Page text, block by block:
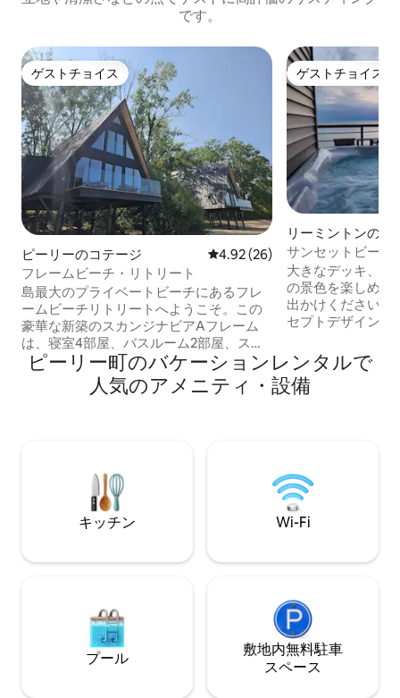
です。
ゲストチョイス
ゲストチョイス
ピーリーのコテージ レビュー26件、5つ星中4.92つ
4.92 (26)
フレームビーチ・リトリート
島最大のプライベートビーチにあるフレ
ームビーチリトリートへようこそ。この
豪華な新築のスカンジナビアAフレーム
は、寝室4部屋、バスルーム2部屋、スマ
ートテレビとファイバーインターネット
を備えた広々とした共用エリアを備え、8
名様がご宿泊いただけます。屋外バーベ
ロアの無限の水景が一望できます。家族
連れに最適です。フェリーでアクセスす
る必要があります。敷地内に駐車場があ
ります。島での完璧な休暇をお楽しみく
ゲストチョイス
ゲストチョイス
リーミントンのコ
サンセットビーチ
荘
大きなデッキ、ホ
の景色を楽しめる
出かけください。
セプトデザイン、
キングサイズの
はキングサイズ
ファベッドがあり
アクセスして泳ぐ
ント・ペリー国立
ントンマリーナ、
ピーリー町のバケーションレンタルで
人気のアメニティ・設備
キッチン Wi-Fi
プール
敷地内無料駐⁠車
ス⁠ペ⁠ー⁠ス